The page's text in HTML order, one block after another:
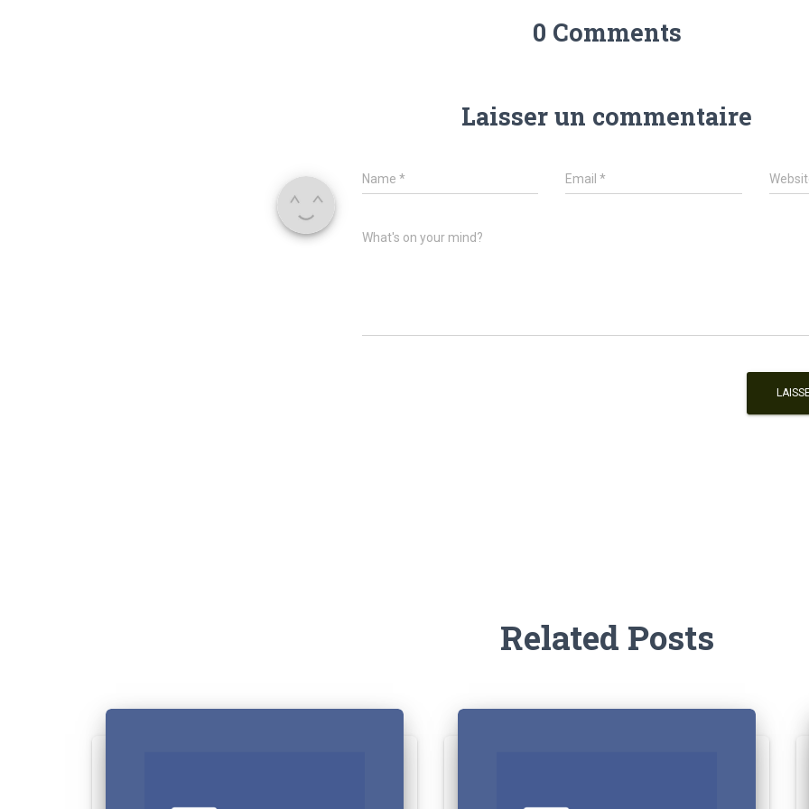
0 Comments
Laisser un commentaire
Name * Email*
What's on your mind?
Related Posts